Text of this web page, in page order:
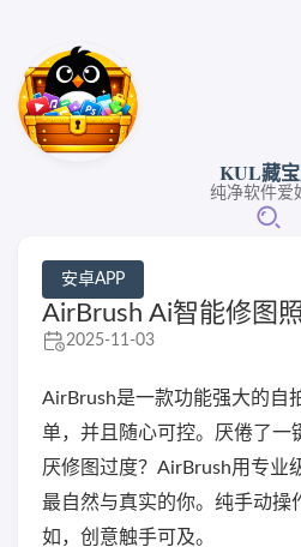
KUL藏
纯净软件爱
安卓APP
AirBrush Ai智能修图
2025-11-03
AirBrush是一款功能强大的自
单，并且随心可控。厌倦了一
厌修图过度？AirBrush用专业
最自然与真实的你。纯手动操
如，创意触手可及。